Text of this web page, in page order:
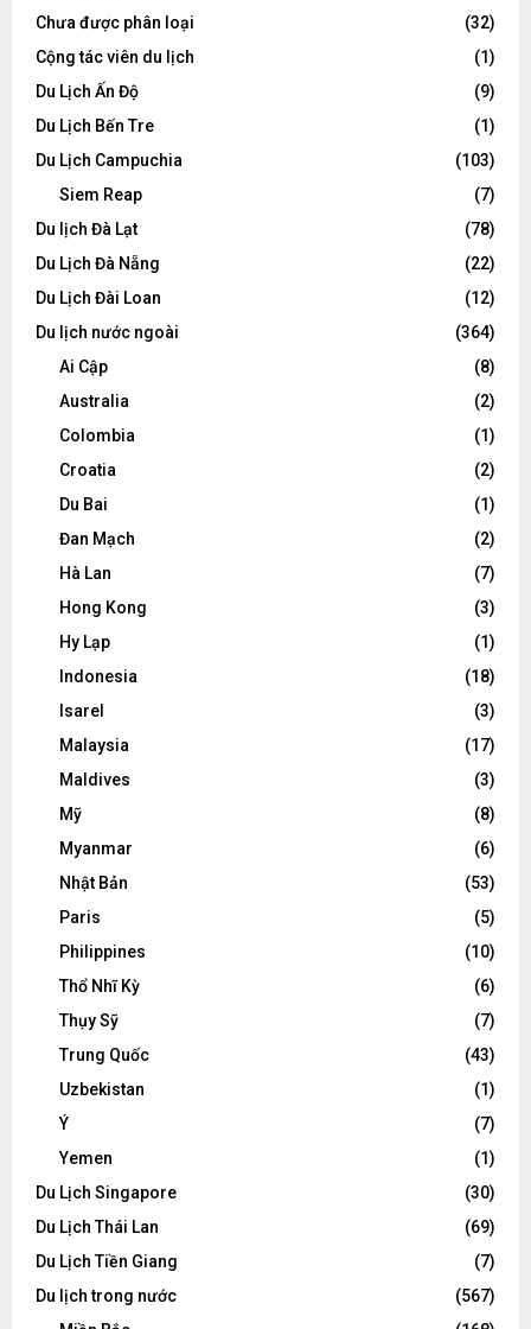
Chưa được phân loại
(32)
Cộng tác viên du lịch
(1)
Du Lịch Ấn Độ
(9)
Du Lịch Bến Tre
(1)
Du Lịch Campuchia
(103)
Siem Reap
(7)
Du lịch Đà Lạt
(78)
Du Lịch Đà Nẵng
(22)
Du Lịch Đài Loan
(12)
Du lịch nước ngoài
(364)
Ai Cập
(8)
Australia
(2)
Colombia
(1)
Croatia
(2)
Du Bai
(1)
Đan Mạch
(2)
Hà Lan
(7)
Hong Kong
(3)
Hy Lạp
(1)
Indonesia
(18)
Isarel
(3)
Malaysia
(17)
Maldives
(3)
Mỹ
(8)
Myanmar
(6)
Nhật Bản
(53)
Paris
(5)
Philippines
(10)
Thổ Nhĩ Kỳ
(6)
Thụy Sỹ
(7)
Trung Quốc
(43)
Uzbekistan
(1)
Ý
(7)
Yemen
(1)
Du Lịch Singapore
(30)
Du Lịch Thái Lan
(69)
Du Lịch Tiền Giang
(7)
Du lịch trong nước
(567)